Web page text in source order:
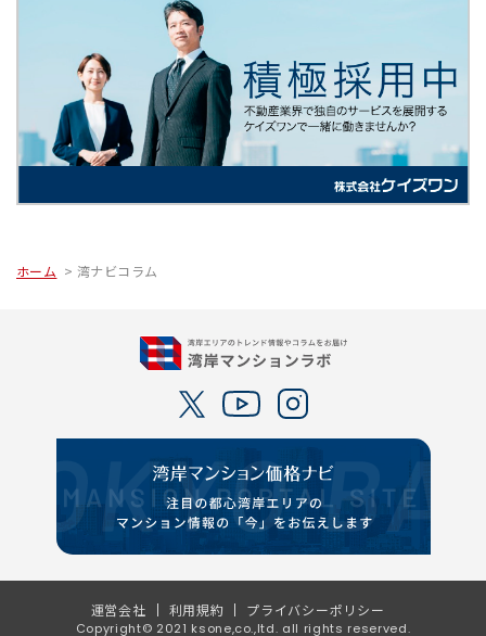
ホーム 湾ナビコラム
運営会社 利用規約 プライバシーポリシー
Copyright© 2021 ksone,co.,ltd. all rights reserved.